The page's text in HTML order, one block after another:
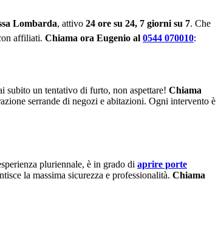
Lombarda, attivo 24 ore su 24, 7 giorni su 7. Che
affiliati. Chiama ora Eugenio al 0544 070010:
subito un tentativo di furto, non aspettare! Chiama
serrande di negozi e abitazioni. Ogni intervento è
pluriennale, è in grado di aprire porte
la massima sicurezza e professionalità. Chiama